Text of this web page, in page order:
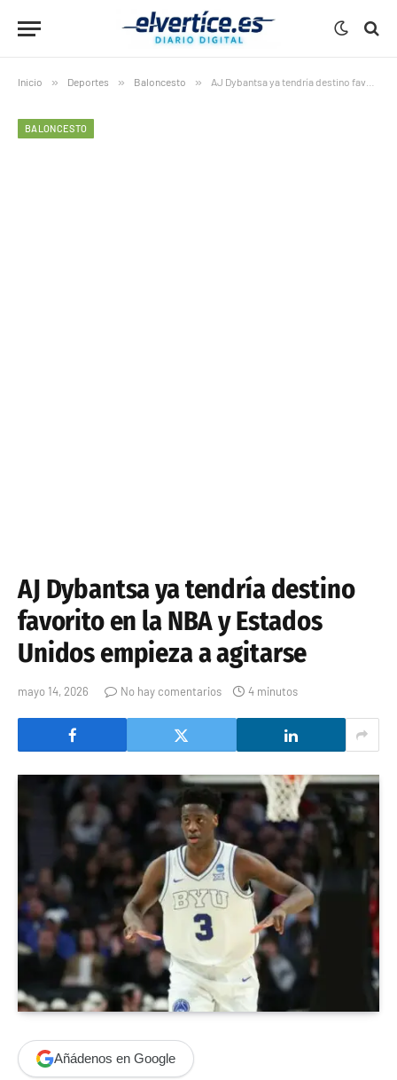
Inicio » Deportes » Baloncesto » AJ Dybantsa ya tendría destino favorito en la NBA y Estados Unidos empieza a agitarse
BALONCESTO
AJ Dybantsa ya tendría destino
favorito en la NBA y Estados
Unidos empieza a agitarse
mayo 14, 2026 No hay comentarios 4 minutos
Añádenos en Google